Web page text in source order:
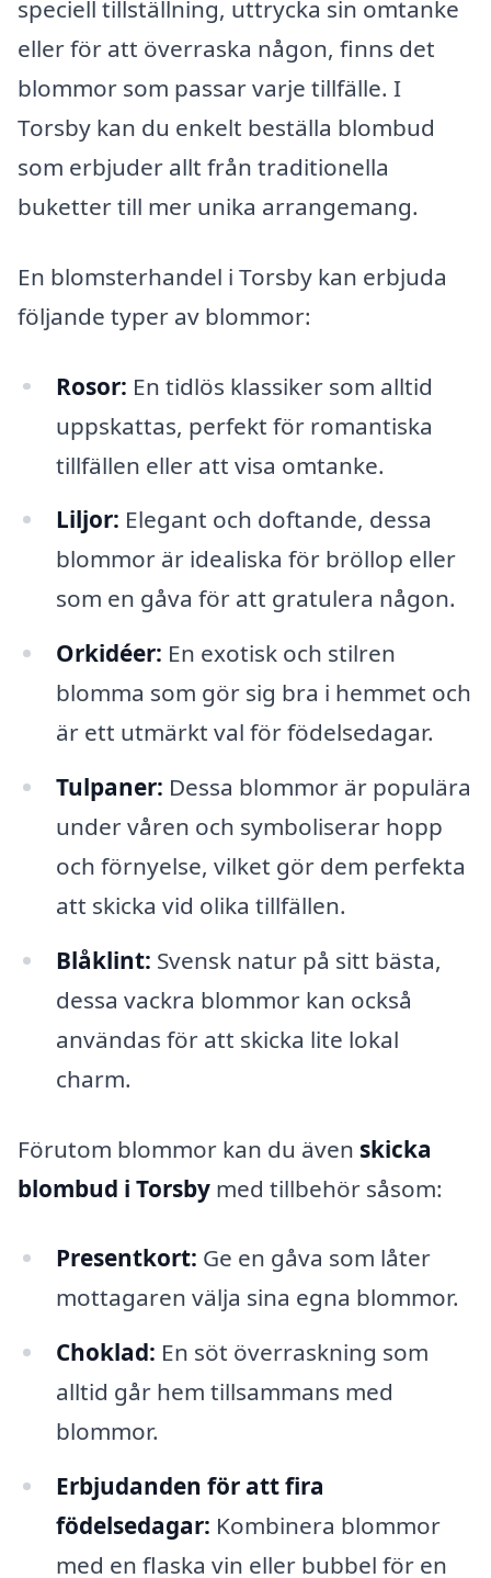
speciell tillställning, uttrycka sin omtanke
eller för att överraska någon, finns det
blommor som passar varje tillfälle. I
Torsby kan du enkelt beställa blombud
som erbjuder allt från traditionella
buketter till mer unika arrangemang.
En blomsterhandel i Torsby kan erbjuda
följande typer av blommor:
Rosor: En tidlös klassiker som alltid
uppskattas, perfekt för romantiska
tillfällen eller att visa omtanke.
Liljor: Elegant och doftande, dessa
blommor är idealiska för bröllop eller
som en gåva för att gratulera någon.
Orkidéer: En exotisk och stilren
blomma som gör sig bra i hemmet och
är ett utmärkt val för födelsedagar.
Tulpaner: Dessa blommor är populära
under våren och symboliserar hopp
och förnyelse, vilket gör dem perfekta
att skicka vid olika tillfällen.
Blåklint: Svensk natur på sitt bästa,
dessa vackra blommor kan också
användas för att skicka lite lokal
charm.
Förutom blommor kan du även skicka
blombud i Torsby med tillbehör såsom:
Presentkort: Ge en gåva som låter
mottagaren välja sina egna blommor.
Choklad: En söt överraskning som
alltid går hem tillsammans med
blommor.
Erbjudanden för att fira
födelsedagar: Kombinera blommor
med en flaska vin eller bubbel för en